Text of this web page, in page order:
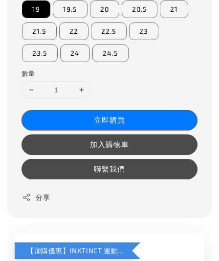
19 19.5 20 20.5 21
21.5 22 22.5 23
23.5 24 24.5
數量
立即購買
加入購物車
聯繫我們
分享
【加購優惠】INXTINCT 運動款鞋墊